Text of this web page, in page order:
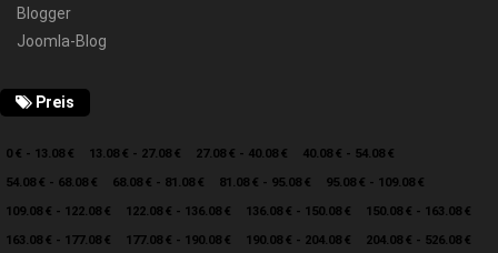
Blogger
Joomla-Blog
Preis
0 € - 13.08 € 13.08 € - 27.08 € 27.08 € - 40.08 €
40.08 € - 54.08 €
54.08 € - 68.08 €
68.08 € - 81.08 € 81.08 € - 95.08 €
95.08 € - 109.08 €
109.08 € - 122.08 €
122.08 € - 136.08 € 136.08 € - 150.08 €
150.08 € - 163.08 €
163.08 € - 177.08 €
177.08 € - 190.08 € 190.08 € - 204.08 € 204.08 € - 526.08 €